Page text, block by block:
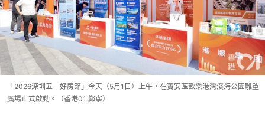
「2026深圳五一好房節」今天（5月1日）上午，在寶安區歡樂港灣濱海公園雕塑
廣場正式啟動。（香港01 鄭寧）